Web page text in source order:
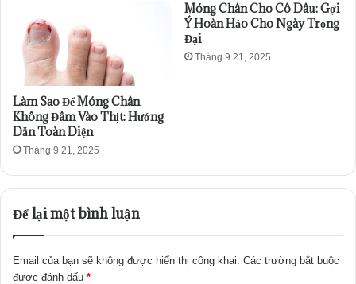
Làm Sao Để Móng Chân
Không Đâm Vào Thịt: Hướng
Dẫn Toàn Diện
Tháng 9 21, 2025
Móng Chân Cho Cô Dâu: Gợi
Ý Hoàn Hảo Cho Ngày Trọng
Đại
Tháng 9 21, 2025
Để lại một bình luận
Email của bạn sẽ không được hiển thị công khai. Các trường bắt buộc
được đánh dấu *